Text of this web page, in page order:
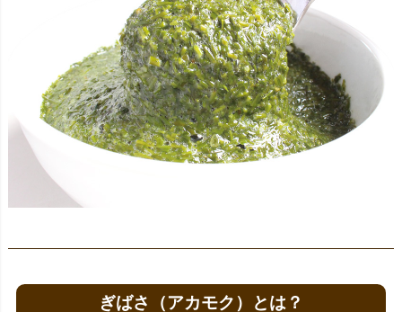
ぎばさ（アカモク）とは？